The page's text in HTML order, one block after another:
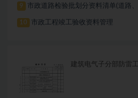
9 市政道路检验批划分资料清单(道路
10 市政工程竣工验收资料管理
建筑电气子分部防雷